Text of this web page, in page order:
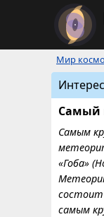
Мир
Самый
Самым
«Гоба»
состоит
самым